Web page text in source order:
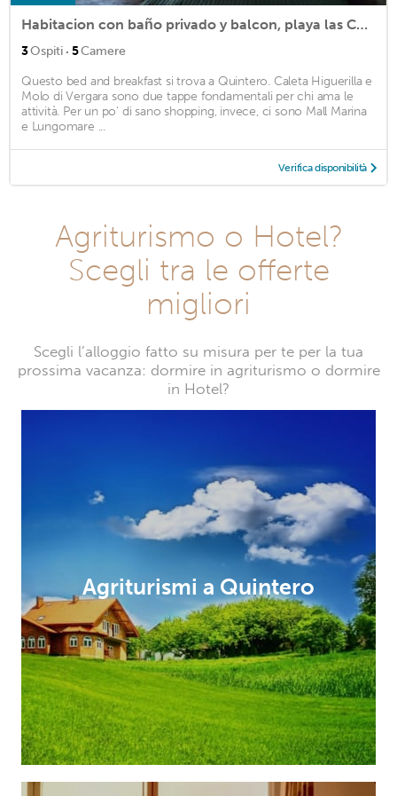
Habitacion con baño privado y balcon, playa las Conchitas y Parque de Quintero
3Ospiti · 5Camere
Questo bed and breakfast si trova a Quintero. Caleta Higuerilla e
Molo di Vergara sono due tappe fondamentali per chi ama le
attività. Per un po' di sano shopping, invece, ci sono Mall Marina
e Lungomare ...
Verifica disponibilità
Agriturismo o Hotel?
Scegli tra le offerte
migliori
Scegli l’alloggio fatto su misura per te per la tua
prossima vacanza: dormire in agriturismo o dormire
in Hotel?
Agriturismi a Quintero